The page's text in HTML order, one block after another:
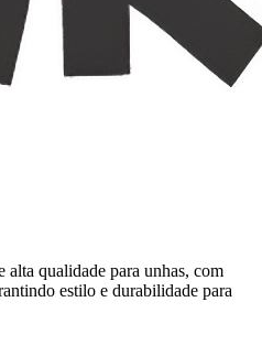
alta qualidade para unhas, com
estilo e durabilidade para